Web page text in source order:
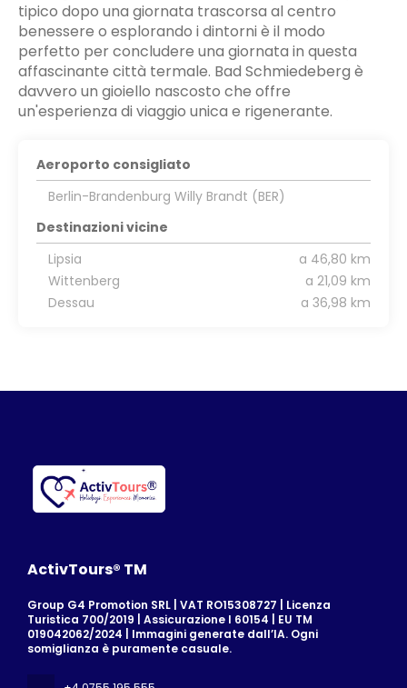
tipico dopo una giornata trascorsa al centro
benessere o esplorando i dintorni è il modo
perfetto per concludere una giornata in questa
affascinante città termale. Bad Schmiedeberg è
davvero un gioiello nascosto che offre
un'esperienza di viaggio unica e rigenerante.
Aeroporto consigliato
Berlin-Brandenburg Willy Brandt (BER)
Destinazioni vicine
Lipsia
a 46,80 km
Wittenberg
a 21,09 km
Dessau
a 36,98 km
ActivTours® TM
Group G4 Promotion SRL | VAT RO15308727 | Licenza
Turistica 700/2019 | Assicurazione I 60154 | EU TM
019042062/2024 | Immagini generate dall’IA. Ogni
somiglianza è puramente casuale.